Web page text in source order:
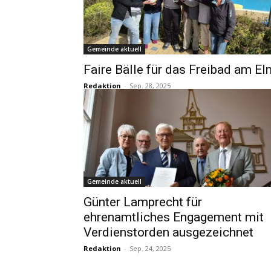
Gemeinde aktuell
Faire Bälle für das Freibad am
Redaktion - Sep. 28, 2025
Gemeinde aktuell
Günter Lamprecht für
ehrenamtliches Engagement mit
Verdienstorden ausgezeichnet
Redaktion - Sep. 24, 2025